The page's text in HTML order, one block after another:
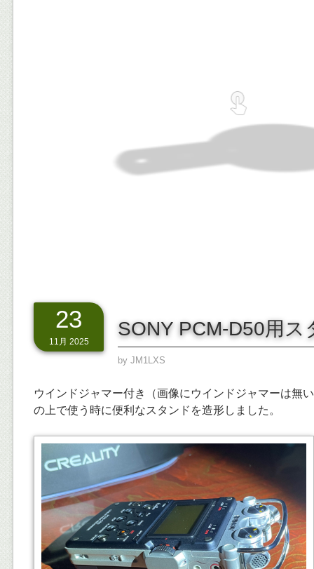
23
11月 2025
SONY PCM-D50用ス
by JM1LXS
ウインドジャマー付き（画像にウインドジャマーは無
の上で使う時に便利なスタンドを造形しました。